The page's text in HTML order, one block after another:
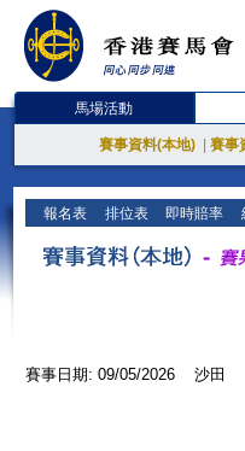
馬場活動
賽事資料(本地) 賽事
報名表 排位表 即時賠率
賽事日期: 09/05/2026 沙田